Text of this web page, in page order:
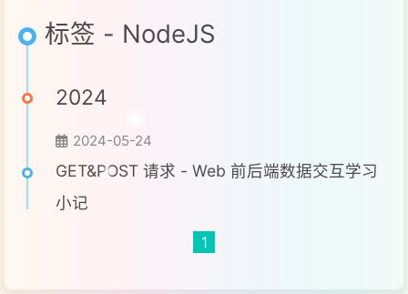
标签 - NodeJS
2024
2024-05-24
GET&POST 请求 - Web 前后端数据交互学习
小记
1